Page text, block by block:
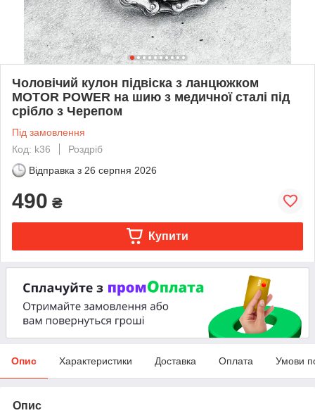
Чоловічий кулон підвіска з ланцюжком
MOTOR POWER на шию з медичної сталі під
срібло з Черепом
Під замовлення
Код: k36
Роздріб
Відправка з 26 серпня 2026
490 ₴
Купити
Опис Характеристики Доставка Оплата Умови
Опис